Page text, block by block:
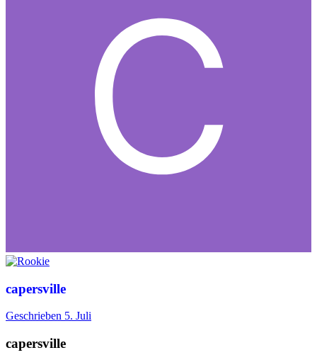
capersville
Geschrieben 5. Juli
capersville